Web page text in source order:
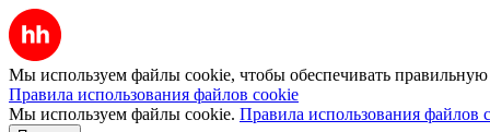
Мы используем файлы cookie, чтобы обеспечивать правильную
Правила использования файлов cookie
Мы используем файлы cookie. Правила использования файлов